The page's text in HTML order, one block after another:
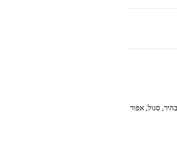
סגול, אפור